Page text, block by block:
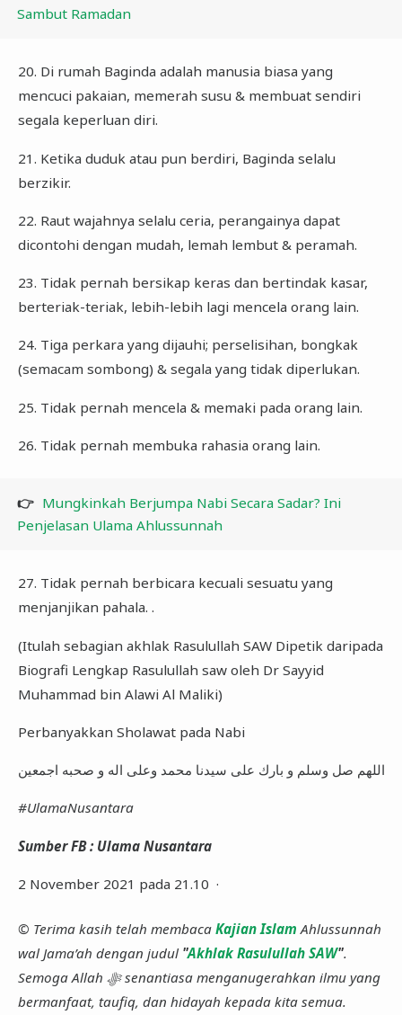
Sambut Ramadan
20. Di rumah Baginda adalah manusia biasa yang
mencuci pakaian, memerah susu & membuat sendiri
segala keperluan diri.
21. Ketika duduk atau pun berdiri, Baginda selalu
berzikir.
22. Raut wajahnya selalu ceria, perangainya dapat
dicontohi dengan mudah, lemah lembut & peramah.
23. Tidak pernah bersikap keras dan bertindak kasar,
berteriak-teriak, lebih-lebih lagi mencela orang lain.
24. Tiga perkara yang dijauhi; perselisihan, bongkak
(semacam sombong) & segala yang tidak diperlukan.
25. Tidak pernah mencela & memaki pada orang lain.
26. Tidak pernah membuka rahasia orang lain.
👉 Mungkinkah Berjumpa Nabi Secara Sadar? Ini
Penjelasan Ulama Ahlussunnah
27. Tidak pernah berbicara kecuali sesuatu yang
menjanjikan pahala. .
(Itulah sebagian akhlak Rasulullah SAW Dipetik daripada
Biografi Lengkap Rasulullah saw oleh Dr Sayyid
Muhammad bin Alawi Al Maliki)
Perbanyakkan Sholawat pada Nabi
اللهم صل وسلم و بارك على سيدنا محمد وعلى اله و صحبه اجمعين
#UlamaNusantara
Sumber FB : Ulama Nusantara
2 November 2021 pada 21.10 ·
© Terima kasih telah membaca Kajian Islam Ahlussunnah
wal Jama’ah dengan judul "Akhlak Rasulullah SAW".
Semoga Allah ﷻ senantiasa menganugerahkan ilmu yang
bermanfaat, taufiq, dan hidayah kepada kita semua.